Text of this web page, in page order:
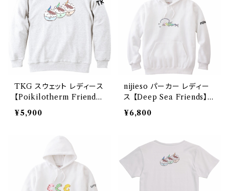
TKG スウェット レディース
【Poikilotherm Friends】
Printstar 8.4oz クルーネ
ックライトトレーナー
¥5,900
nijieso パーカー レディー
ス 【Deep Sea Friends】
Printstar 8.4oz フーデッ
ドライトパーカー
¥6,800